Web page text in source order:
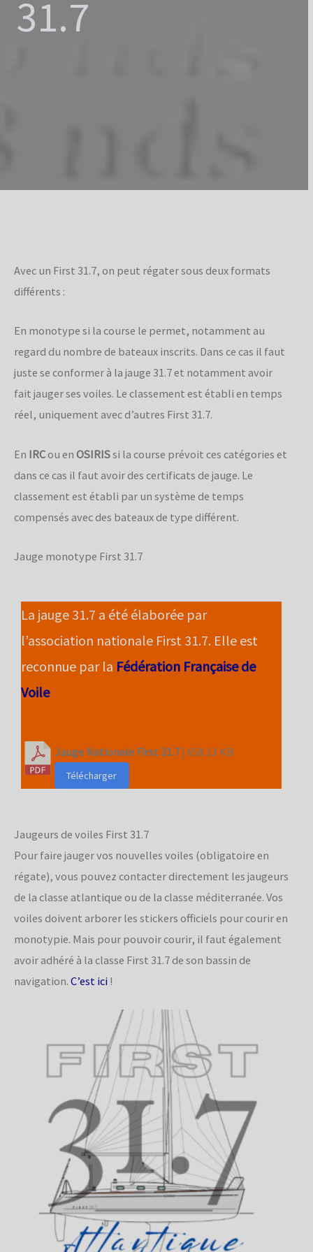
31.7
Avec un First 31.7, on peut régater sous deux formats
différents :
En monotype si la course le permet, notamment au
regard du nombre de bateaux inscrits. Dans ce cas il faut
juste se conformer à la jauge 31.7 et notamment avoir
fait jauger ses voiles. Le classement est établi en temps
réel, uniquement avec d’autres First 31.7.
En IRCou en OSIRISsi la course prévoit ces catégories et
dans ce cas il faut avoir des certificats de jauge. Le
classement est établi par un système de temps
compensés avec des bateaux de type différent.
Jauge monotype First 31.7
La jauge 31.7 a été élaborée par
l’association nationale First 31.7. Elle est
reconnue par la Fédération Française de
Voile
Jauge Nationale First 31.7| 658.13 KB
Télécharger
Jaugeurs de voiles First 31.7
Pour faire jauger vos nouvelles voiles (obligatoire en
régate), vous pouvez contacter directement les jaugeurs
de la classe atlantique ou de la classe méditerranée. Vos
voiles doivent arborer les stickers officiels pour courir en
monotypie. Mais pour pouvoir courir, il faut également
avoir adhéré à la classe First 31.7 de son bassin de
navigation. C’est ici !